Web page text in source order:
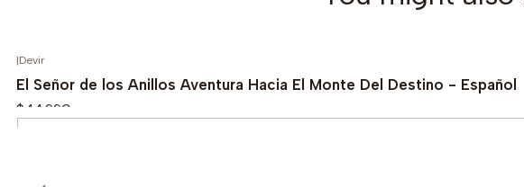
|Devir
El Señor de los Anillos Aventura Hacia El Monte Del Destino - Español
$44.990